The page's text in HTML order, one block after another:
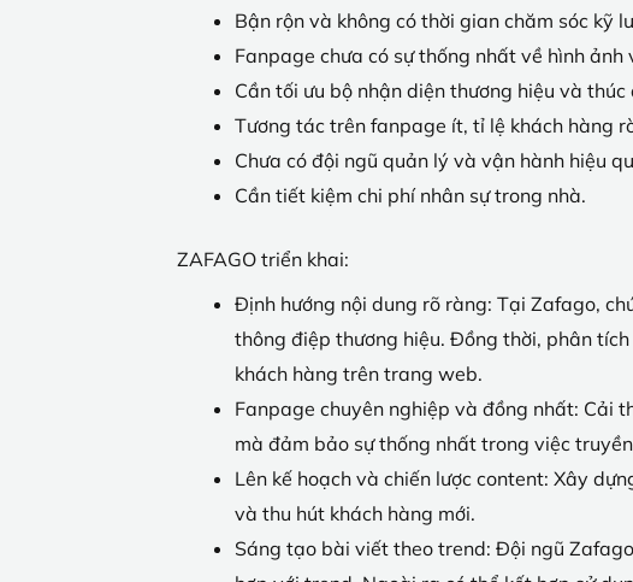
Bận rộn và không có thời gian chăm sóc kỹ
Fanpage chưa có sự thống nhất về hình ảnh
Cần tối ưu bộ nhận diện thương hiệu và
Tương tác trên fanpage ít, tỉ lệ khách hàng
Chưa có đội ngũ quản lý và vận hành hiệu
Cần tiết kiệm chi phí nhân sự trong nhà.
ZAFAGO triển khai:
Định hướng nội dung rõ ràng: Tại Zafago,
thông điệp thương hiệu. Đồng thời, phân
khách hàng trên trang web.
Fanpage chuyên nghiệp và đồng nhất: Cải
mà đảm bảo sự thống nhất trong việc
Lên kế hoạch và chiến lược content: Xây
và thu hút khách hàng mới.
Sáng tạo bài viết theo trend: Đội ngũ